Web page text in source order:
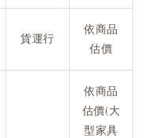
貨運行
依商品
估價
依商品
估價(大
型家具